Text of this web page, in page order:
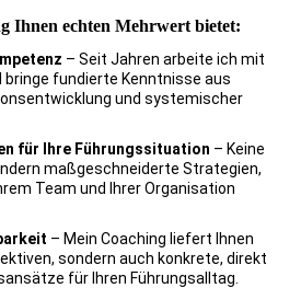
Ihnen echten Mehrwert bietet:
– Seit Jahren arbeite ich mit
bringe fundierte Kenntnisse aus
und systemischer
für Ihre Führungssituation – Keine
maßgeschneiderte Strategien,
Team und Ihrer Organisation
– Mein Coaching liefert Ihnen
sondern auch konkrete, direkt
für Ihren Führungsalltag.